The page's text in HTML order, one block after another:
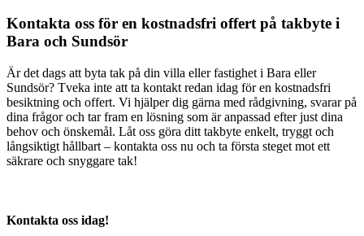
Kontakta oss för en kostnadsfri offert på takbyte i
Bara och Sundsör
Är det dags att byta tak på din villa eller fastighet i Bara eller
Sundsör? Tveka inte att ta kontakt redan idag för en kostnadsfri
besiktning och offert. Vi hjälper dig gärna med rådgivning, svarar på
dina frågor och tar fram en lösning som är anpassad efter just dina
behov och önskemål. Låt oss göra ditt takbyte enkelt, tryggt och
långsiktigt hållbart – kontakta oss nu och ta första steget mot ett
säkrare och snyggare tak!
Kontakta oss idag!